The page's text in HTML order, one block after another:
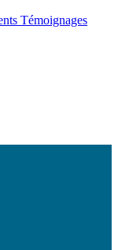
Témoignages